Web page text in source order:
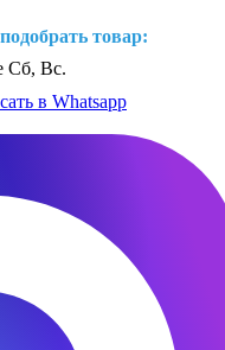
товар:
Сб, Вс.
в Whatsapp